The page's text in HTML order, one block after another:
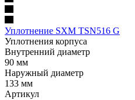
Уплотнение SXM TSN516 G
Уплотнения корпуса
Внутренний диаметр
90 мм
Наружный диаметр
133 мм
Артикул